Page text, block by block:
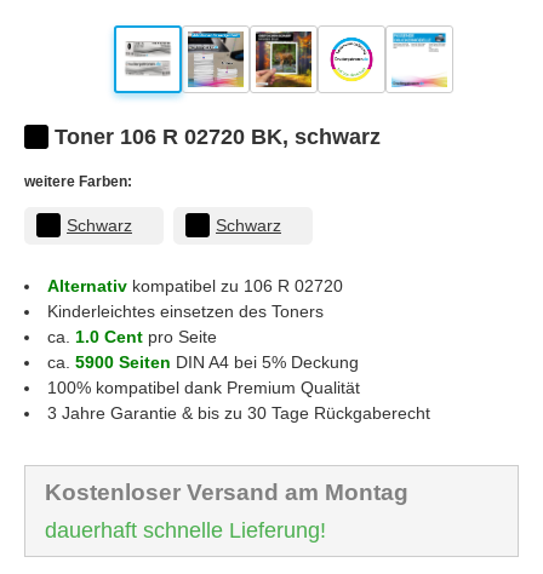
Toner 106 R 02720 BK, schwarz
weitere Farben:
Schwarz Schwarz
Alternativ kompatibel zu 106 R 02720
Kinderleichtes einsetzen des Toners
ca. 1.0 Cent pro Seite
ca. 5900 Seiten DIN A4 bei 5% Deckung
100% kompatibel dank Premium Qualität
3 Jahre Garantie & bis zu 30 Tage Rückgaberecht
Kostenloser Versand am Montag
dauerhaft schnelle Lieferung!